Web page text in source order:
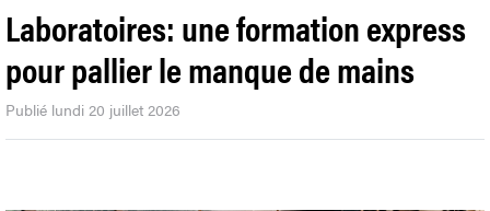
Laboratoires: une formation express
pour pallier le manque de mains
Publié lundi 20 juillet 2026